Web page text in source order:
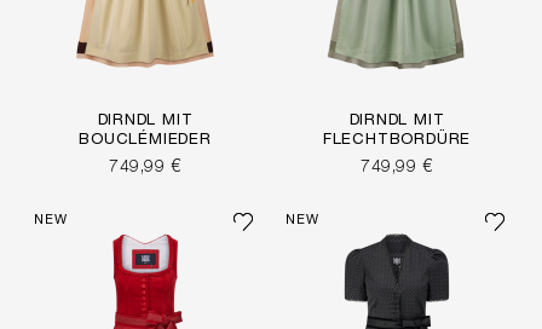
DIRNDL MIT
BOUCLÉMIEDER
749,99 €
DIRNDL MIT
FLECHTBORDÜRE
749,99 €
NEW NEW